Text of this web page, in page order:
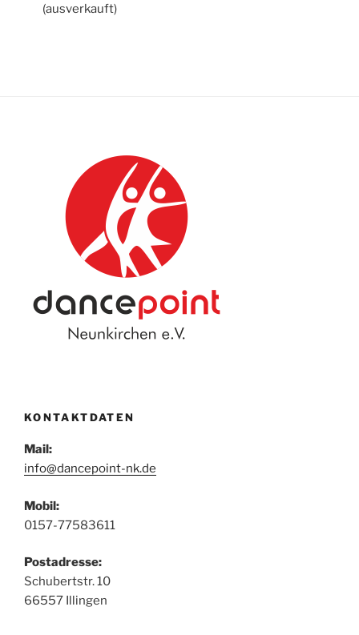
(ausverkauft)
KONTAKTDATEN
Mail:
info@dancepoint-nk.de
Mobil:
0157-77583611
Postadresse:
Schubertstr. 10
66557 Illingen